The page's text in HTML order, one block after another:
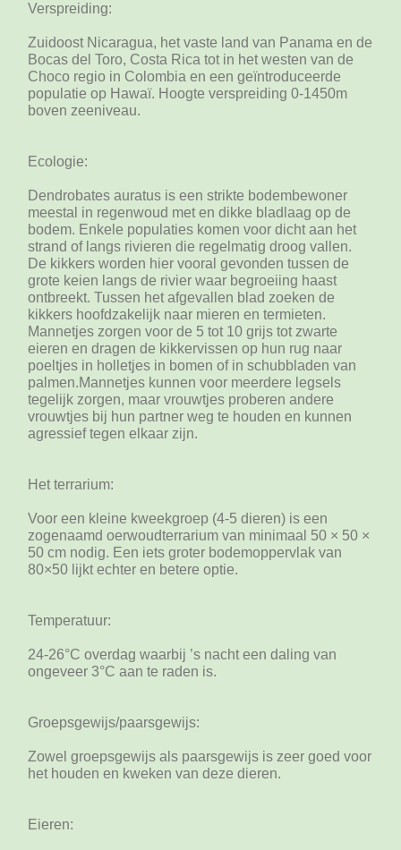
Verspreiding:
Zuidoost Nicaragua, het vaste land van Panama en de
Bocas del Toro, Costa Rica tot in het westen van de
Choco regio in Colombia en een geïntroduceerde
populatie op Hawaï. Hoogte verspreiding 0-1450m
boven zeeniveau.
Ecologie:
Dendrobates auratus is een strikte bodembewoner
meestal in regenwoud met en dikke bladlaag op de
bodem. Enkele populaties komen voor dicht aan het
strand of langs rivieren die regelmatig droog vallen.
De kikkers worden hier vooral gevonden tussen de
grote keien langs de rivier waar begroeiing haast
ontbreekt. Tussen het afgevallen blad zoeken de
kikkers hoofdzakelijk naar mieren en termieten.
Mannetjes zorgen voor de 5 tot 10 grijs tot zwarte
eieren en dragen de kikkervissen op hun rug naar
poeltjes in holletjes in bomen of in schubbladen van
palmen.Mannetjes kunnen voor meerdere legsels
tegelijk zorgen, maar vrouwtjes proberen andere
vrouwtjes bij hun partner weg te houden en kunnen
agressief tegen elkaar zijn.
Het terrarium:
Voor een kleine kweekgroep (4-5 dieren) is een
zogenaamd oerwoudterrarium van minimaal 50 × 50 ×
50 cm nodig. Een iets groter bodemoppervlak van
80×50 lijkt echter en betere optie.
Temperatuur:
24-26°C overdag waarbij ’s nacht een daling van
ongeveer 3°C aan te raden is.
Groepsgewijs/paarsgewijs:
Zowel groepsgewijs als paarsgewijs is zeer goed voor
het houden en kweken van deze dieren.
Eieren: